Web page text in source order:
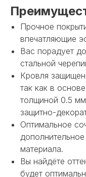
Прочное
впечатляющие
Вас порадует
стальной
Кровля
так как в
толщиной 0.5
защитно-
Оптимальное
материала.
Вы найдёте
будет